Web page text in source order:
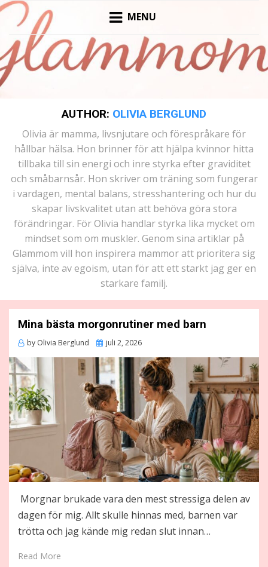
GLAMMOM
SKÖNHET, STYRKA OCH LIVSKVALITET FÖR MODERNA
MAMMOR
MENU
AUTHOR: OLIVIA BERGLUND
Olivia är mamma, livsnjutare och förespråkare för
hållbar hälsa. Hon brinner för att hjälpa kvinnor hitta
tillbaka till sin energi och inre styrka efter graviditet
och småbarnsår. Hon skriver om träning som fungerar
i vardagen, mental balans, stresshantering och hur du
skapar livskvalitet utan att behöva göra stora
förändringar. För Olivia handlar styrka lika mycket om
mindset som om muskler. Genom sina artiklar på
Glammom vill hon inspirera mammor att prioritera sig
själva, inte av egoism, utan för att ett starkt jag ger en
starkare familj.
Mina bästa morgonrutiner med barn
by Olivia Berglund
Posted
juli 2, 2026
Morgnar brukade vara den mest stressiga delen av
dagen för mig. Allt skulle hinnas med, barnen var
trötta och jag kände mig redan slut innan…
Read More